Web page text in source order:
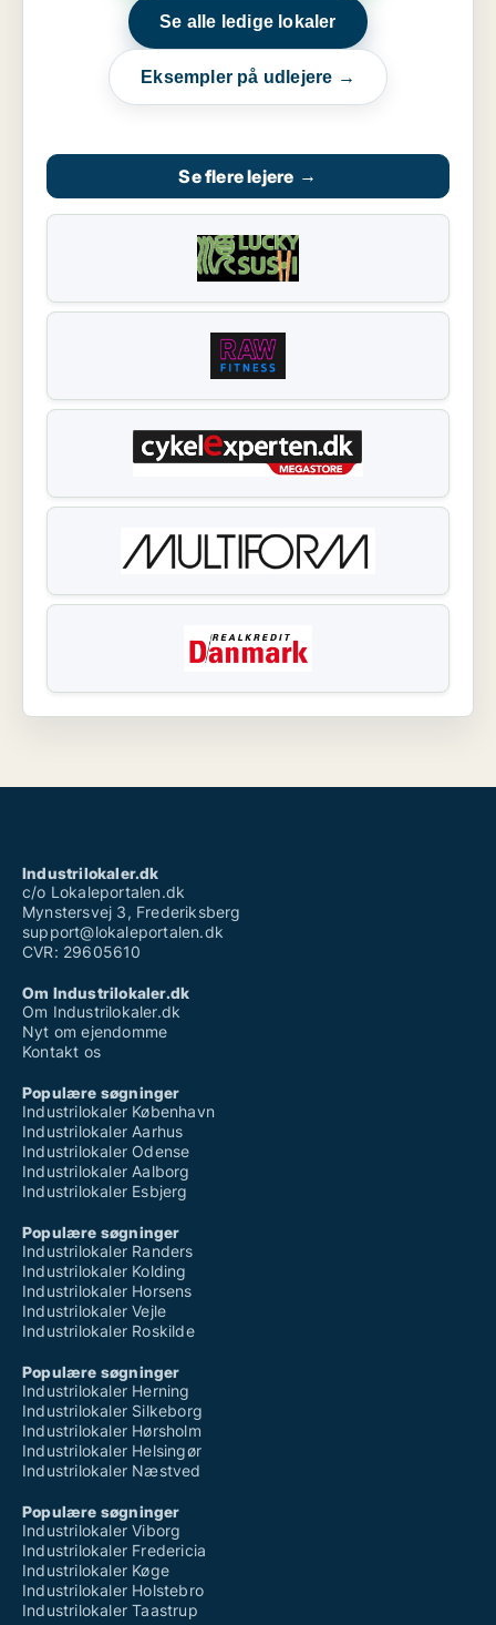
Se alle ledige lokaler
Eksempler på udlejere →
Se flere lejere →
Industrilokaler.dk
c/o Lokaleportalen.dk
Mynstersvej 3, Frederiksberg
support@lokaleportalen.dk
CVR: 29605610
Om Industrilokaler.dk
Om Industrilokaler.dk
Nyt om ejendomme
Kontakt os
Populære søgninger
Industrilokaler København
Industrilokaler Aarhus
Industrilokaler Odense
Industrilokaler Aalborg
Industrilokaler Esbjerg
Populære søgninger
Industrilokaler Randers
Industrilokaler Kolding
Industrilokaler Horsens
Industrilokaler Vejle
Industrilokaler Roskilde
Populære søgninger
Industrilokaler Herning
Industrilokaler Silkeborg
Industrilokaler Hørsholm
Industrilokaler Helsingør
Industrilokaler Næstved
Populære søgninger
Industrilokaler Viborg
Industrilokaler Fredericia
Industrilokaler Køge
Industrilokaler Holstebro
Industrilokaler Taastrup